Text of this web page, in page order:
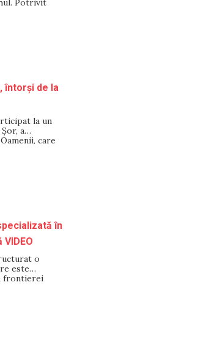
Potrivit
întorși de la
la un
a
care
s-au
în
o
este
frontierei